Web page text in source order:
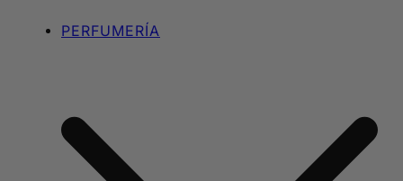
PERFUMERÍA